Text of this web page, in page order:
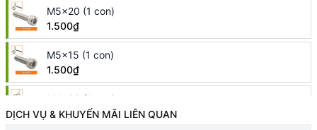
M5x20 (1 con)
1.500₫
M5x15 (1 con)
1.500₫
M4x30 (1 con)
1.000₫
DỊCH VỤ & KHUYẾN MÃI LIÊN QUAN